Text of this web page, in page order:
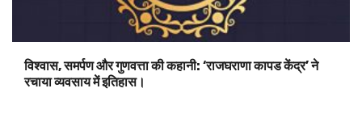
विश्वास, समर्पण और गुणवत्ता की कहानी: ‘राजघराणा कापड केंद्र’ ने
रचाया व्यवसाय में इतिहास।